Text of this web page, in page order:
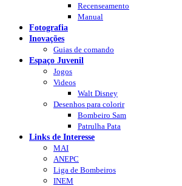
Recenseamento
Manual
Fotografia
Inovações
Guias de comando
Espaço Juvenil
Jogos
Videos
Walt Disney
Desenhos para colorir
Bombeiro Sam
Patrulha Pata
Links de Interesse
MAI
ANEPC
Liga de Bombeiros
INEM